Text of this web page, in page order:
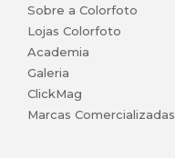
Sobre a Colorfoto
Lojas Colorfoto
Academia
Galeria
ClickMag
Marcas Comercializadas